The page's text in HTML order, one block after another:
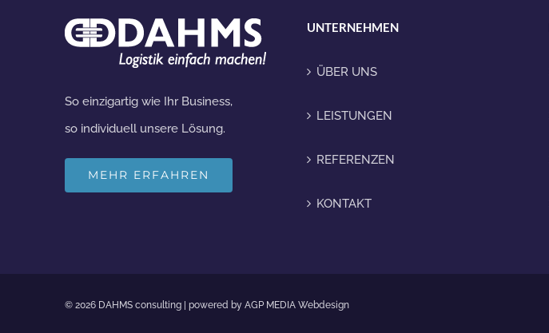
So einzigartig wie Ihr Business,
so individuell unsere Lösung.
MEHR ERFAHREN
UNTERNEHMEN
ÜBER UNS
LEISTUNGEN
REFERENZEN
KONTAKT
© 2026 DAHMS consulting | powered byAGP MEDIA Webdesign